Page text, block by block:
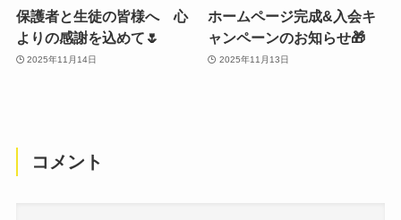
保護者と生徒の皆様へ 心
よりの感謝を込めて🌷
2025年11月14日
ホームページ完成&入会キ
ャンペーンのお知らせ🎁
2025年11月13日
コメント